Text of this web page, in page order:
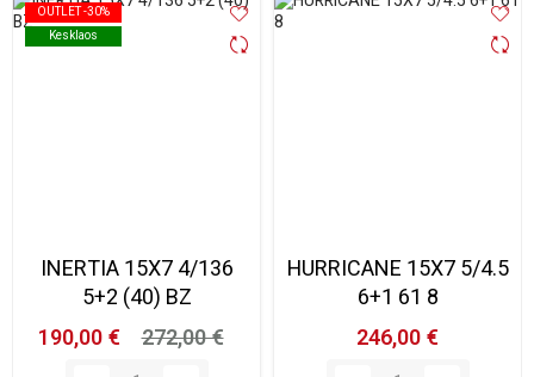
OUTLET -30%
Kesklaos
OUTLET -30%
Kesklaos
INERTIA 15X7 4/136
5+2 (40) BZ
190,00 €
272,00 €
HURRICANE 15X7 5/4.5
6+1 61 8
246,00 €